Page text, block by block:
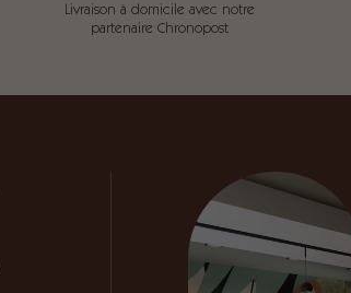
Livraison à domicile avec notre
partenaire Chronopost